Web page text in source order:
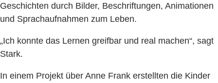
Geschichten durch Bilder, Beschriftungen, Animationen
und Sprachaufnahmen zum Leben.
„Ich konnte das Lernen greifbar und real machen“, sagt
Stark.
In einem Projekt über Anne Frank erstellten die Kinder